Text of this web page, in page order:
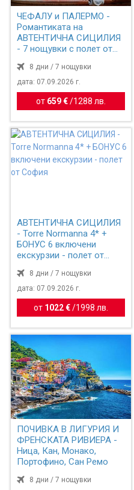
ЧЕФАЛУ и ПАЛЕРМО -
Романтиката на
АВТЕНТИЧНА СИЦИЛИЯ
- 7 нощувки с полет от
8 дни / 7 нощувки
дата: 07.09.2026 г.
от 659 € / 1288 лв.
АВТЕНТИЧНА СИЦИЛИЯ
- Torre Normanna 4* +
БОНУС 6 включени
екскурзии - полет от
8 дни / 7 нощувки
дата: 07.09.2026 г.
от 1022 € / 1998 лв.
ПОЧИВКА В ЛИГУРИЯ И
ФРЕНСКАТА РИВИЕРА -
Ница, Кан, Монако,
Портофино, Сан Ремо
8 дни / 7 нощувки